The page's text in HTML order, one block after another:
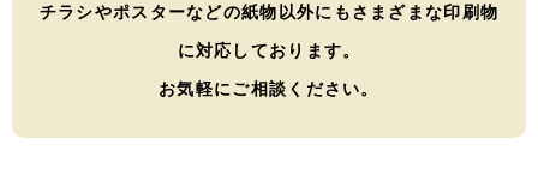
チラシやポスターなどの紙物以外にもさまざまな印刷物
に対応しております。
お気軽にご相談ください。